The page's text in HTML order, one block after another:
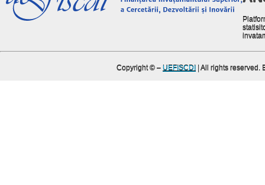
Copyright © – UEFISCDI | All rights